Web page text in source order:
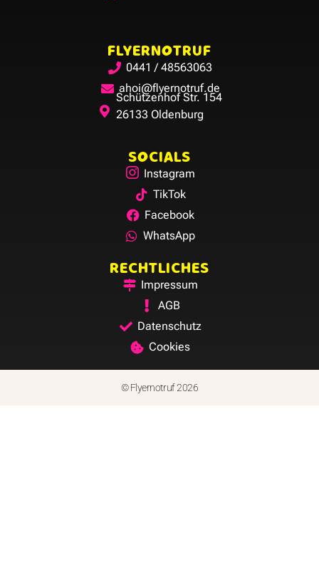
FLYERNOTRUF
0441 / 48563063
ahoi@flyernotruf.de
Schützenhof Str. 154
26133 Oldenburg
SOCIALS
Instagram
TikTok
Facebook
WhatsApp
RECHTLICHES
Impressum
AGB
Datenschutz
Cookies
© Flyernotruf 2026